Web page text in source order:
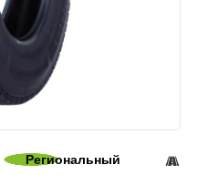
Региональный